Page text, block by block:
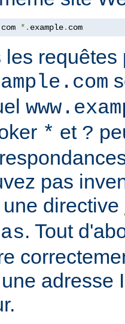
com *. example. com
les requêtes
* et ?
pas
directive
. Tout
adresse